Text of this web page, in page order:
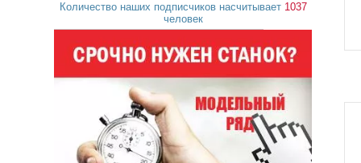
Количество наших подписчиков насчитывает 1037
человек